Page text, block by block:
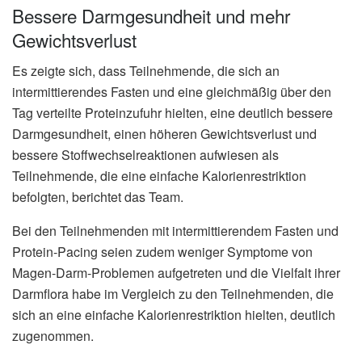
Bessere Darmgesundheit und mehr
Gewichtsverlust
Es zeigte sich, dass Teilnehmende, die sich an
intermittierendes Fasten und eine gleichmäßig über den
Tag verteilte Proteinzufuhr hielten, eine deutlich bessere
Darmgesundheit, einen höheren Gewichtsverlust und
bessere Stoffwechselreaktionen aufwiesen als
Teilnehmende, die eine einfache Kalorienrestriktion
befolgten, berichtet das Team.
Bei den Teilnehmenden mit intermittierendem Fasten und
Protein-Pacing seien zudem weniger Symptome von
Magen-Darm-Problemen aufgetreten und die Vielfalt ihrer
Darmflora habe im Vergleich zu den Teilnehmenden, die
sich an eine einfache Kalorienrestriktion hielten, deutlich
zugenommen.